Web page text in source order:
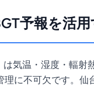
予報を活用
は気温・湿度・輻射
理に不可欠です。仙